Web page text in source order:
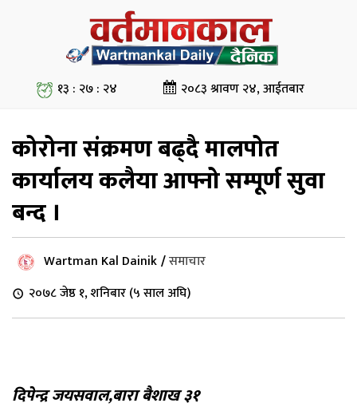
१३ : २७ : २५ २०८३ श्रावण २४, आईतबार
कोरोना संक्रमण बढ्दै मालपोत
कार्यालय कलैया आफ्नो सम्पूर्ण सुवा
बन्द ।
Wartman Kal Dainik/समाचार
२०७८ जेष्ठ १, शनिबार (५ साल अघि)
दिपेन्द्र जयसवाल,बारा बैशाख ३१